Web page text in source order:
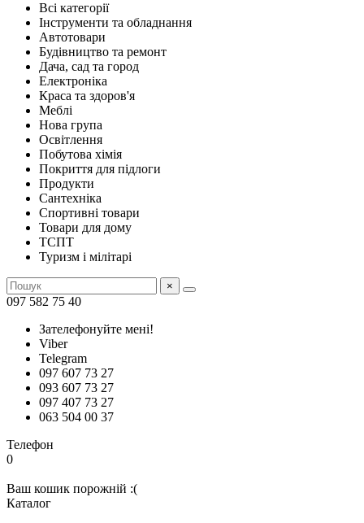
Всі категорії
Інструменти та обладнання
Автотовари
Будівництво та ремонт
Дача, сад та город
Електроніка
Краса та здоров'я
Меблі
Нова група
Освітлення
Побутова хімія
Покриття для підлоги
Продукти
Сантехніка
Спортивні товари
Товари для дому
ТСПТ
Туризм і мілітарі
×
097 582 75 40
Зателефонуйте мені!
Viber
Telegram
097 607 73 27
093 607 73 27
097 407 73 27
063 504 00 37
Телефон
0
Ваш кошик порожній :(
Каталог